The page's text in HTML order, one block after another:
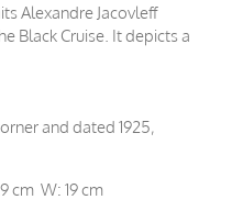
Alexandre Jacovleff
Black Cruise. It depicts a
and dated 1925,
cm W: 19 cm